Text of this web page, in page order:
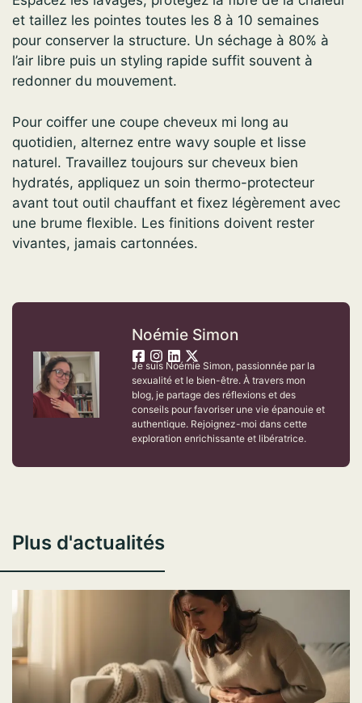
et taillez les pointes toutes les 8 à 10 semaines
pour conserver la structure. Un séchage à 80% à
l’air libre puis un styling rapide suffit souvent à
redonner du mouvement.
Pour coiffer une coupe cheveux mi long au
quotidien, alternez entre wavy souple et lisse
naturel. Travaillez toujours sur cheveux bien
hydratés, appliquez un soin thermo-protecteur
avant tout outil chauffant et fixez légèrement avec
une brume flexible. Les finitions doivent rester
vivantes, jamais cartonnées.
Noémie Simon
Je suis Noémie Simon, passionnée par la
sexualité et le bien-être. À travers mon
blog, je partage des réflexions et des
conseils pour favoriser une vie épanouie et
authentique. Rejoignez-moi dans cette
exploration enrichissante et libératrice.
Plus d'actualités